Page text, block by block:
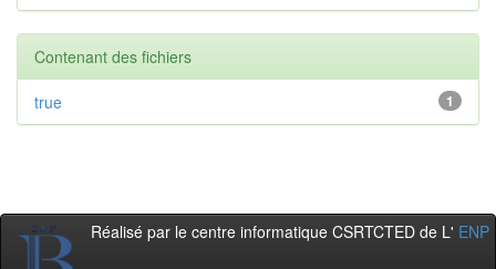
Contenant des fichiers
1
true
Réalisé par le centre informatique CSRTCTED de L' ENP